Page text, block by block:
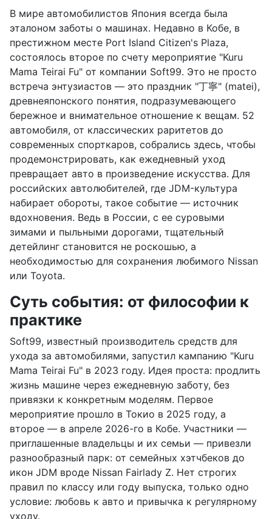
В мире автомобилистов Япония всегда была
эталоном заботы о машинах. Недавно в Кобе, в
престижном месте Port Island Citizen's Plaza,
состоялось второе по счету мероприятие "Kuru
Mama Teirai Fu" от компании Soft99. Это не просто
встреча энтузиастов — это праздник "丁寧" (matei),
древнеяпонского понятия, подразумевающего
бережное и внимательное отношение к вещам. 52
автомобиля, от классических раритетов до
современных спорткаров, собрались здесь, чтобы
продемонстрировать, как ежедневный уход
превращает авто в произведение искусства. Для
российских автолюбителей, где JDM-культура
набирает обороты, такое событие — источник
вдохновения. Ведь в России, с ее суровыми
зимами и пыльными дорогами, тщательный
детейлинг становится не роскошью, а
необходимостью для сохранения любимого Nissan
или Toyota.
Суть события: от философии к
практике
Soft99, известный производитель средств для
ухода за автомобилями, запустил кампанию "Kuru
Mama Teirai Fu" в 2023 году. Идея проста: продлить
жизнь машине через ежедневную заботу, без
привязки к конкретным моделям. Первое
мероприятие прошло в Токио в 2025 году, а
второе — в апреле 2026-го в Кобе. Участники —
приглашенные владельцы и их семьи — привезли
разнообразный парк: от семейных хэтчбеков до
икон JDM вроде Nissan Fairlady Z. Нет строгих
правил по классу или году выпуска, только одно
условие: любовь к авто и привычка к регулярному
уходу.